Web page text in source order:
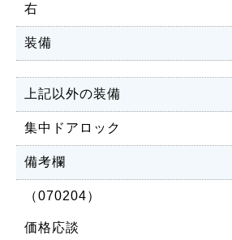
右
装備
上記以外の装備
集中ドアロック
備考欄
（070204）
価格応談